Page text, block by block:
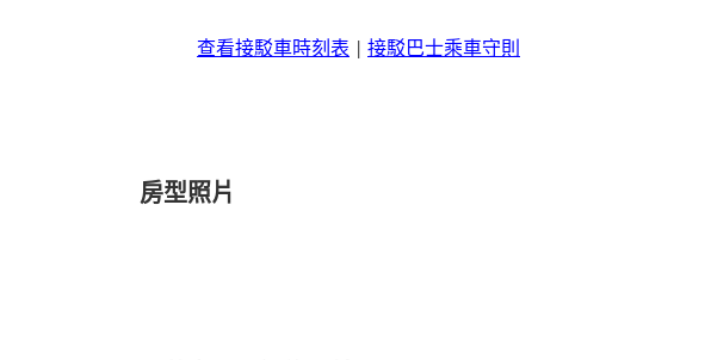
查看接駁車時刻表 接駁巴士乘車守則
房型照片